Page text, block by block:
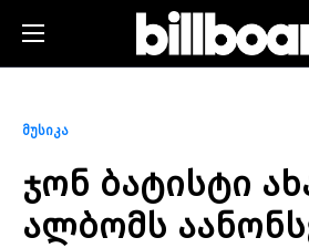
მუსიკა
ჯონ ბატისტი
ალბომს